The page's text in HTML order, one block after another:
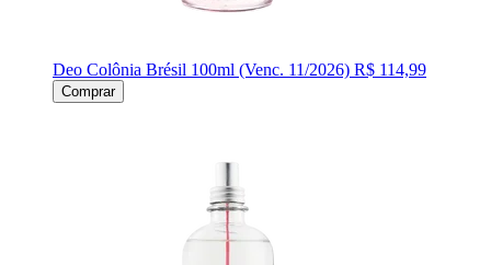
Deo Colônia Brésil 100ml (Venc. 11/2026) R$ 114,99
Comprar